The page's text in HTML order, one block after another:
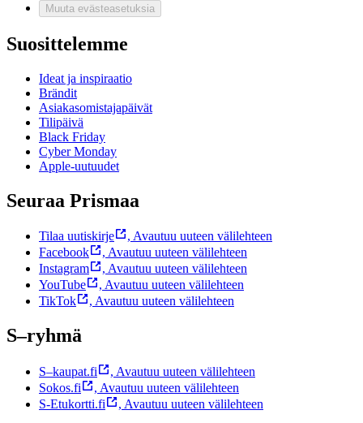
Muuta evästeasetuksia
Suosittelemme
Ideat ja inspiraatio
Brändit
Asiakasomistajapäivät
Tilipäivä
Black Friday
Cyber Monday
Apple-uutuudet
Seuraa Prismaa
Tilaa uutiskirje , Avautuu uuteen välilehteen
Facebook
, Avautuu uuteen välilehteen
Instagram
, Avautuu uuteen välilehteen
YouTube
, Avautuu uuteen välilehteen
TikTok
, Avautuu uuteen välilehteen
S–ryhmä
S–kaupat.fi , Avautuu uuteen välilehteen
Sokos.fi
, Avautuu uuteen välilehteen
S-Etukortti.fi
, Avautuu uuteen välilehteen